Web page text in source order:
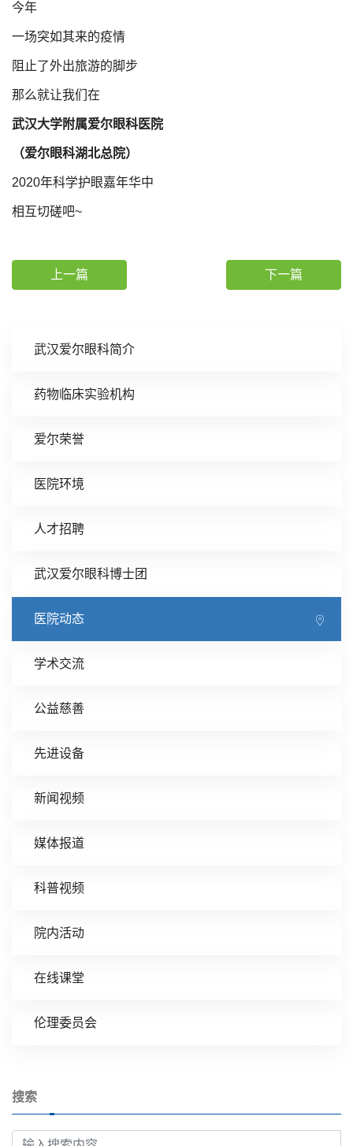
武汉爱尔眼科简介
药物临床实验机构
爱尔荣誉
医院环境
人才招聘
武汉爱尔眼科博士团
医院动态
学术交流
公益慈善
先进设备
新闻视频
媒体报道
科普视频
院内活动
在线课堂
伦理委员会
搜索
今年
一场突如其来的疫情
阻止了外出旅游的脚步
那么就让我们在
武汉大学附属爱尔眼科医院
（爱尔眼科湖北总院）
2020年科学护眼嘉年华中
相互切磋吧~
上一篇 下一篇